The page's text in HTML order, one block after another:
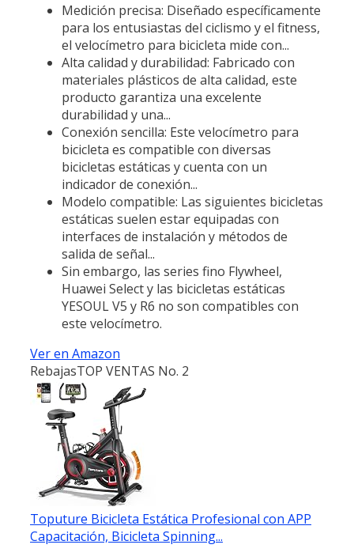
Medición precisa: Diseñado específicamente
para los entusiastas del ciclismo y el fitness,
el velocímetro para bicicleta mide con...
Alta calidad y durabilidad: Fabricado con
materiales plásticos de alta calidad, este
producto garantiza una excelente
durabilidad y una...
Conexión sencilla: Este velocímetro para
bicicleta es compatible con diversas
bicicletas estáticas y cuenta con un
indicador de conexión...
Modelo compatible: Las siguientes bicicletas
estáticas suelen estar equipadas con
interfaces de instalación y métodos de
salida de señal...
Sin embargo, las series fino Flywheel,
Huawei Select y las bicicletas estáticas
YESOUL V5 y R6 no son compatibles con
este velocímetro.
Ver en Amazon
RebajasTOP VENTAS No. 2
Toputure Bicicleta Estática Profesional con APP
Capacitación, Bicicleta Spinning...